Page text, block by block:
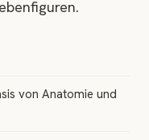
von Anatomie und